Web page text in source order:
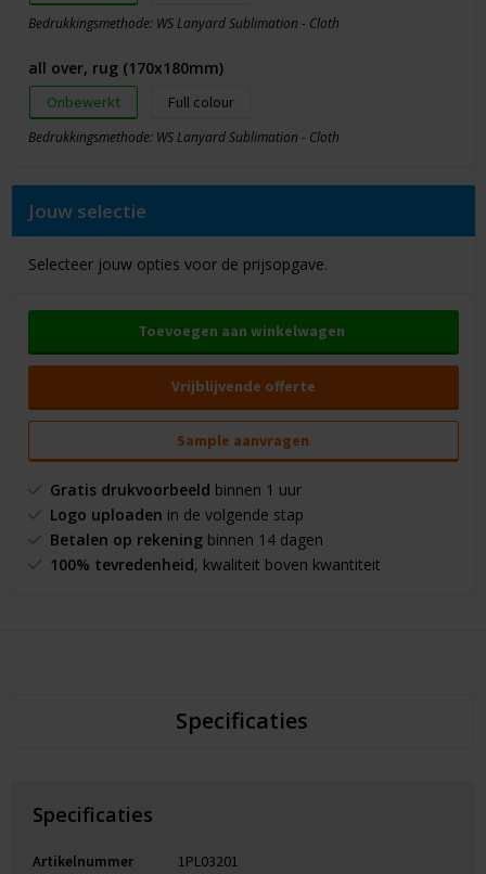
Bedrukkingsmethode: WS Lanyard Sublimation - Cloth
all over, rug (170x180mm)
Onbewerkt Full colour
Bedrukkingsmethode: WS Lanyard Sublimation - Cloth
Jouw selectie
Selecteer jouw opties voor de prijsopgave.
Toevoegen aan winkelwagen
Vrijblijvende offerte
Sample aanvragen
Gratis drukvoorbeeld binnen 1 uur
Logo uploaden in de volgende stap
Betalen op rekeningbinnen 14 dagen
100% tevredenheid, kwaliteit boven kwantiteit
Specificaties
Specificaties
Artikelnummer 1PL03201